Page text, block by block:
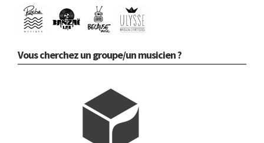
Vous cherchez un groupe/un musicien ?